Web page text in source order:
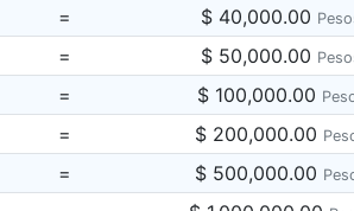
= $ 40,000.00
= $ 50,000.00
= $ 100,000.00
= $ 200,000.00
= $ 500,000.00